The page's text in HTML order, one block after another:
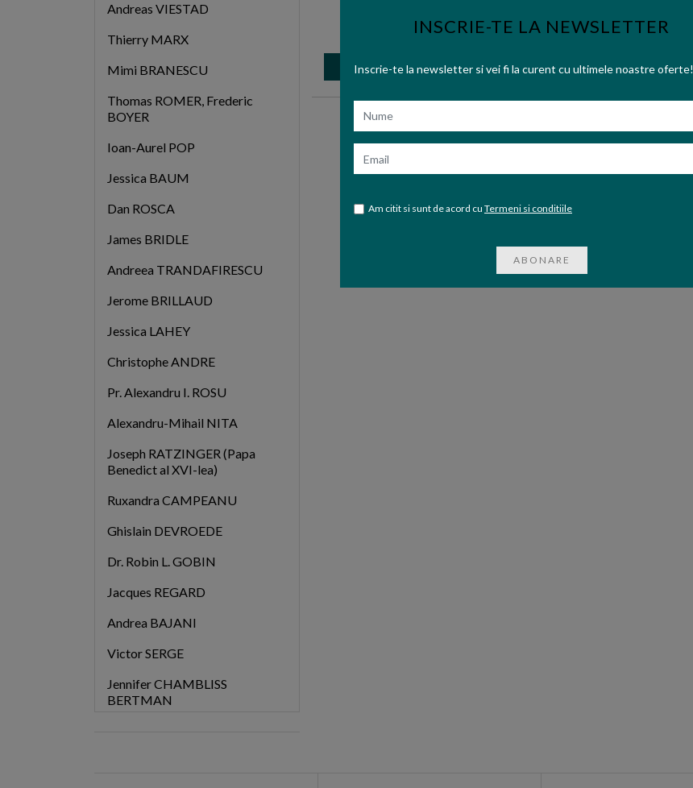
INSCRIE-TE LA NEWSLETTER
Inscrie-te la newsletter si vei fi la curent cu ultimele noastre oferte!
Am citit si sunt de acord cu Termeni si conditiile
ABONARE
Andreas VIESTAD
Thierry MARX
Mimi BRANESCU
Thomas ROMER, Frederic
BOYER
Ioan-Aurel POP
Jessica BAUM
Dan ROSCA
James BRIDLE
Andreea TRANDAFIRESCU
Jerome BRILLAUD
Jessica LAHEY
Christophe ANDRE
Pr. Alexandru I. ROSU
Alexandru-Mihail NITA
Joseph RATZINGER (Papa
Benedict al XVI-lea)
Ruxandra CAMPEANU
Ghislain DEVROEDE
Dr. Robin L. GOBIN
Jacques REGARD
Andrea BAJANI
Victor SERGE
Jennifer CHAMBLISS
BERTMAN
si a Bibliei - Thierry Magnin
26,00 lei
ADAUGA IN COS